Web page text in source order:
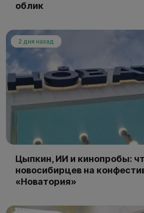
облик
2 дня назад
Цыпкин, ИИ и кинопробы:
новосибирцев на
«Новатория»